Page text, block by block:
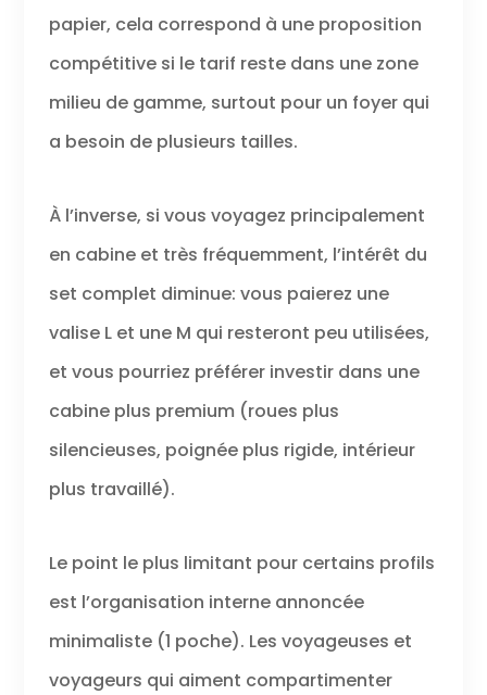
papier, cela correspond à une proposition
compétitive si le tarif reste dans une zone
milieu de gamme, surtout pour un foyer qui
a besoin de plusieurs tailles.
À l’inverse, si vous voyagez principalement
en cabine et très fréquemment, l’intérêt du
set complet diminue: vous paierez une
valise L et une M qui resteront peu utilisées,
et vous pourriez préférer investir dans une
cabine plus premium (roues plus
silencieuses, poignée plus rigide, intérieur
plus travaillé).
Le point le plus limitant pour certains profils
est l’organisation interne annoncée
minimaliste (1 poche). Les voyageuses et
voyageurs qui aiment compartimenter